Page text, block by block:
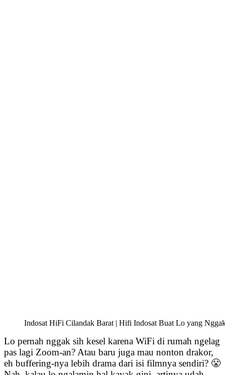
Indosat HiFi Cilandak Barat | Hifi Indosat Buat Lo yang
Lo pernah nggak sih kesel karena WiFi di rumah ngelag
pas lagi Zoom-an? Atau baru juga mau nonton drakor,
eh buffering-nya lebih drama dari isi filmnya sendiri? 😤